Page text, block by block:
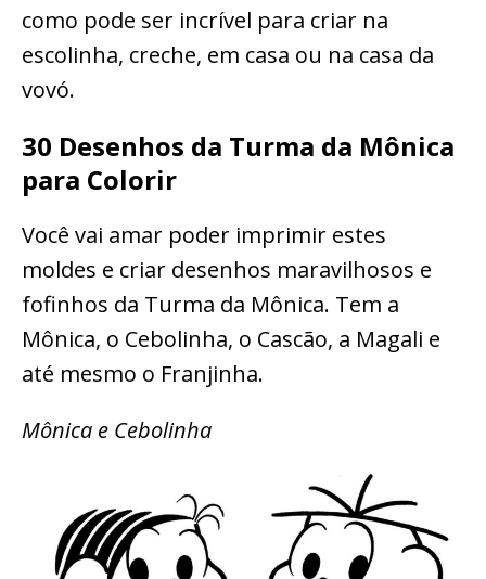
como pode ser incrível para criar na
escolinha, creche, em casa ou na casa da
vovó.
30 Desenhos da Turma da Mônica
para Colorir
Você vai amar poder imprimir estes
moldes e criar desenhos maravilhosos e
fofinhos da Turma da Mônica. Tem a
Mônica, o Cebolinha, o Cascão, a Magali e
até mesmo o Franjinha.
Mônica e Cebolinha